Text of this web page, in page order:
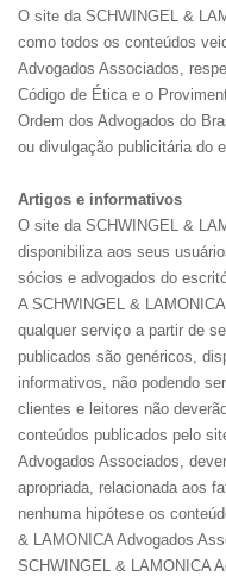
O site da SCHWINGEL &
como todos os conteúdos
Advogados Associados,
Código de Ética e o
Ordem dos Advogados do
ou divulgação publicitária do
Artigos e informativos
O site da SCHWINGEL &
disponibiliza aos seus
sócios e advogados do
A SCHWINGEL &
qualquer serviço a partir de
publicados são genéricos,
informativos, não podendo
clientes e leitores não
conteúdos publicados pelo
Advogados Associados,
apropriada, relacionada aos
nenhuma hipótese os
& LAMONICA Advogados
SCHWINGEL & LAMONICA